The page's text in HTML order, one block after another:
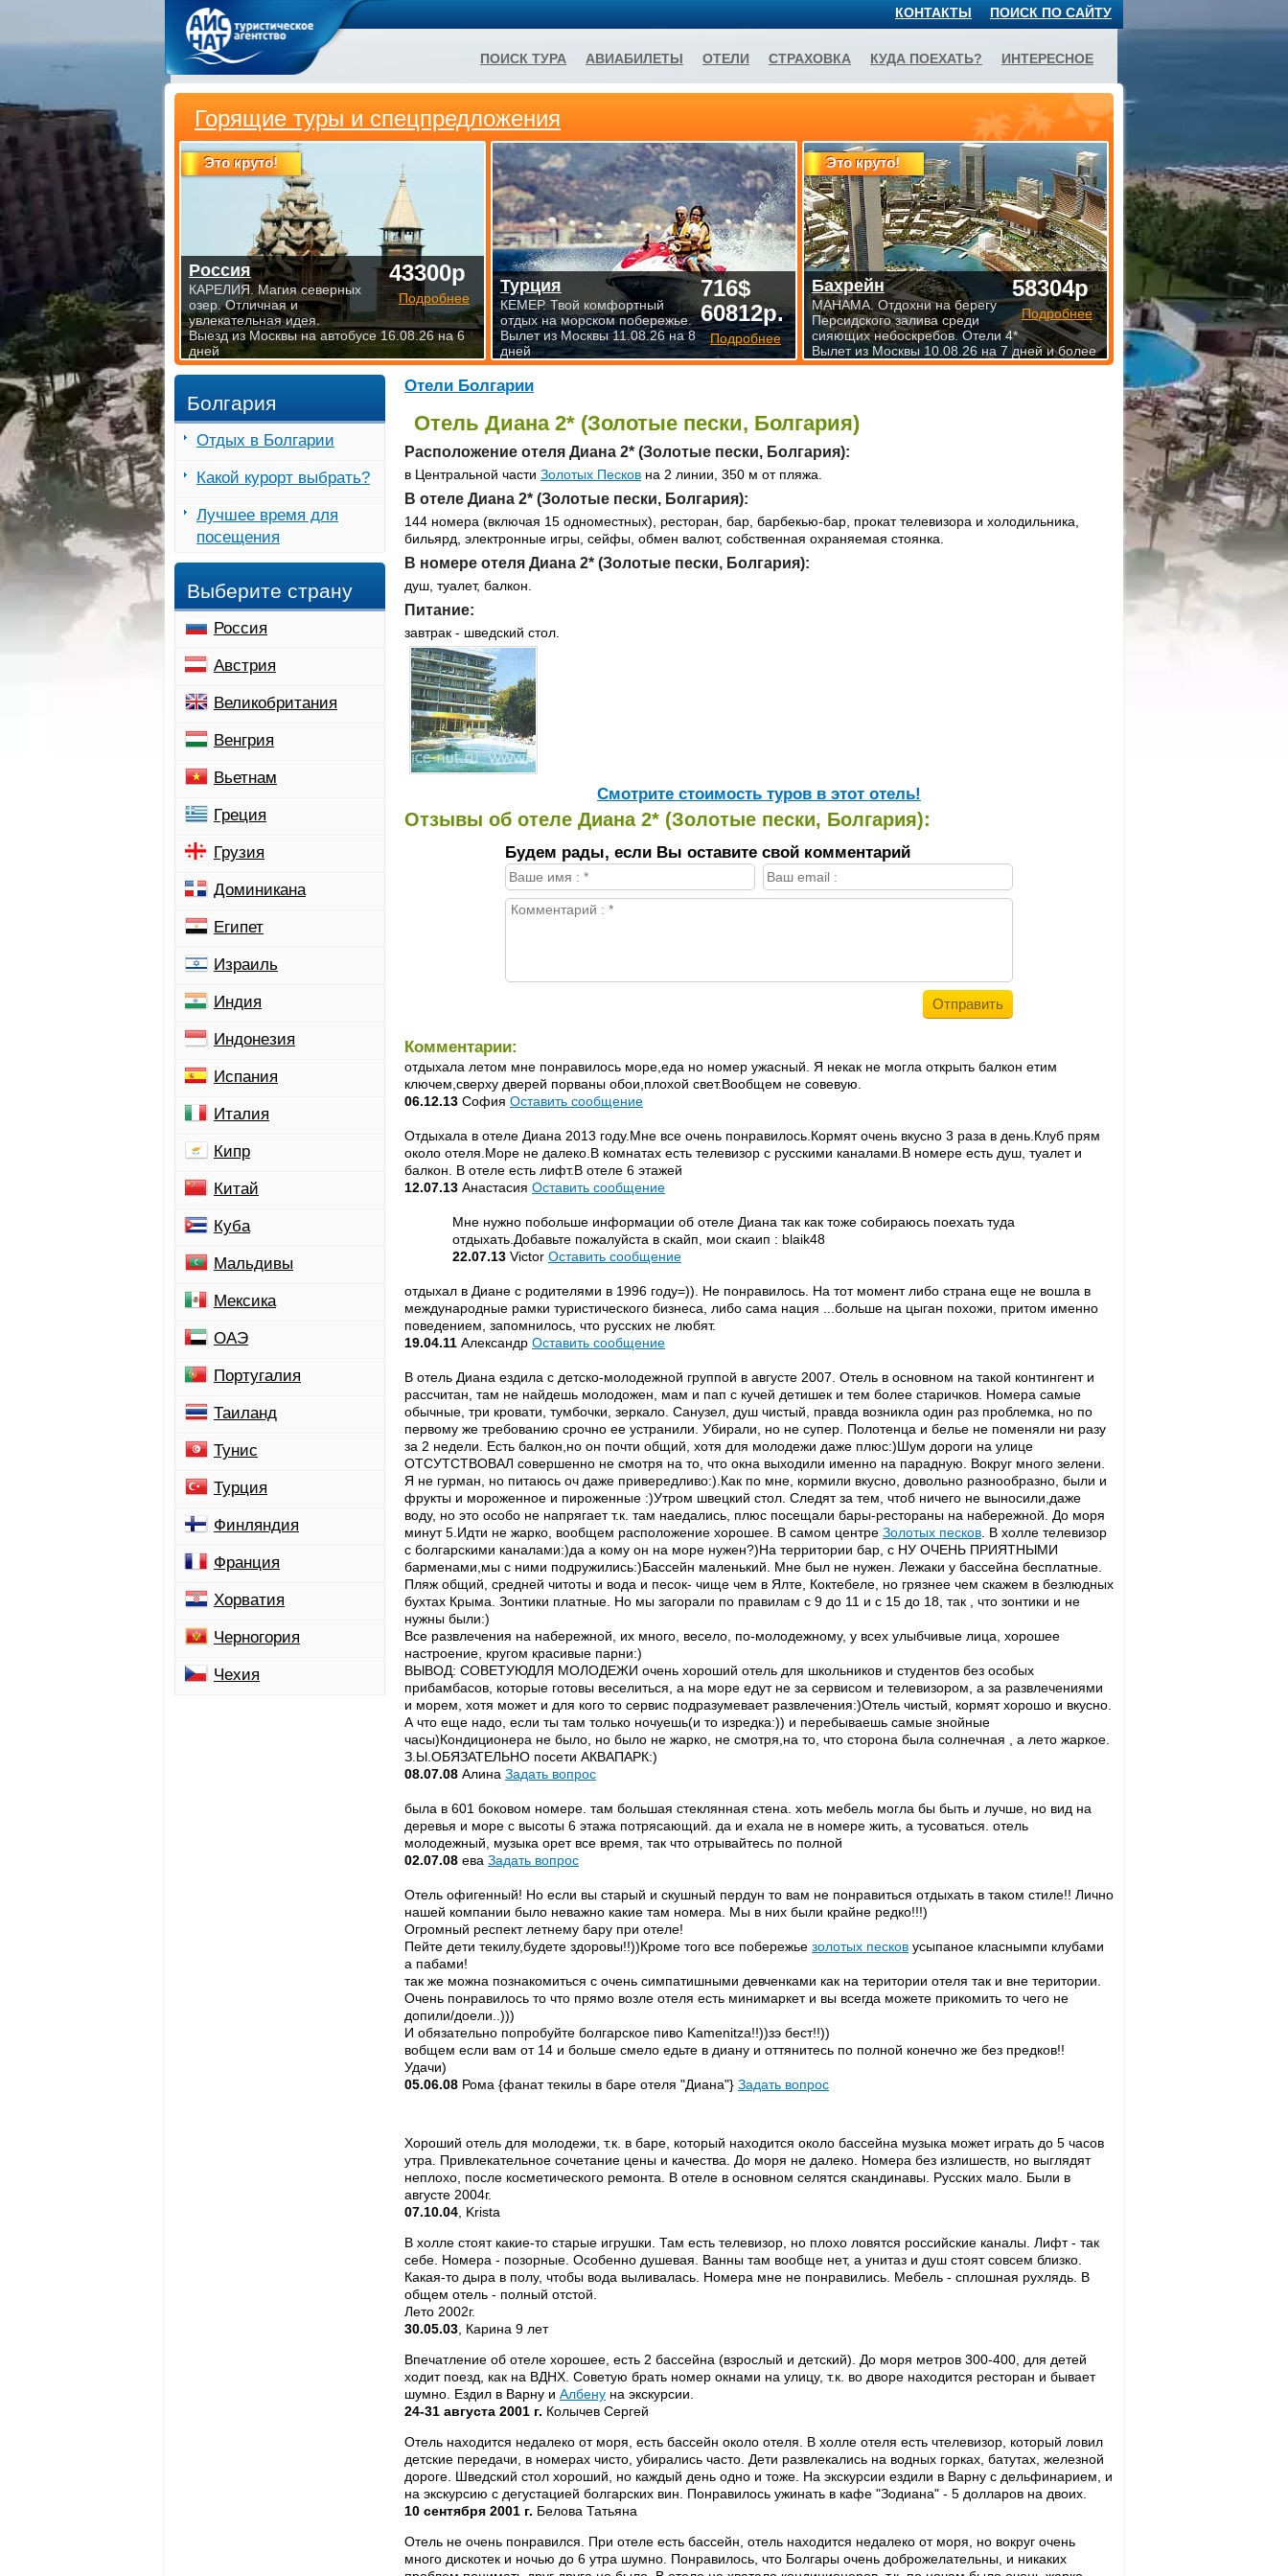
Отели Болгарии
Отель Диана 2* (Золотые пески, Болгария)
Расположение отеля Диана 2* (Золотые пески, Болгария):
в Центральной части Золотых Песков на 2 линии, 350 м от пляжа.
В отеле Диана 2* (Золотые пески, Болгария):
144 номера (включая 15 одноместных), ресторан, бар, барбекью-бар, прокат телевизора и холодильника,
бильярд, электронные игры, сейфы, обмен валют, собственная охраняемая стоянка.
В номере отеля Диана 2* (Золотые пески, Болгария):
душ, туалет, балкон.
Питание:
завтрак - шведский стол.
Cмотрите стоимость туров в этот отель!
Отзывы об отеле Диана 2* (Золотые пески, Болгария):
Будем рады, если Вы оставите свой комментарий
Комментарии:
отдыхала летом мне понравилось море,еда но номер ужасный. Я некак не могла открыть балкон етим
ключем,сверху дверей порваны обои,плохой свет.Вообщем не совевую.
06.12.13 София Оставить сообщение
Отдыхала в отеле Диана 2013 году.Мне все очень понравилось.Кормят очень вкусно 3 раза в день.Клуб прям
около отеля.Море не далеко.В комнатах есть телевизор с русскими каналами.В номере есть душ, туалет и
балкон. В отеле есть лифт.В отеле 6 этажей
12.07.13 Анастасия Оставить сообщение
Мне нужно побольше информации об отеле Диана так как тоже собираюсь поехать туда
отдыхать.Добавьте пожалуйста в скайп, мои скаип : blaik48
22.07.13 Victor Оставить сообщение
отдыхал в Диане с родителями в 1996 году=)). Не понравилось. На тот момент либо страна еще не вошла в
международные рамки туристического бизнеса, либо сама нация ...больше на цыган похожи, притом именно
поведением, запомнилось, что русских не любят.
19.04.11 Александр Оставить сообщение
В отель Диана ездила с детско-молодежной группой в августе 2007. Отель в основном на такой контингент и
рассчитан, там не найдешь молодожен, мам и пап с кучей детишек и тем более старичков. Номера самые
обычные, три кровати, тумбочки, зеркало. Санузел, душ чистый, правда возникла один раз проблемка, но по
первому же требованию срочно ее устранили. Убирали, но не супер. Полотенца и белье не поменяли ни разу
за 2 недели. Есть балкон,но он почти общий, хотя для молодежи даже плюс:)Шум дороги на улице
ОТСУТСТВОВАЛ совершенно не смотря на то, что окна выходили именно на парадную. Вокруг много зелени.
Я не гурман, но питаюсь оч даже привередливо:).Как по мне, кормили вкусно, довольно разнообразно, были и
фрукты и мороженное и пироженные :)Утром швецкий стол. Следят за тем, чтоб ничего не выносили,даже
воду, но это особо не напрягает т.к. там наедались, плюс посещали бары-рестораны на набережной. До моря
минут 5.Идти не жарко, вообщем расположение хорошее. В самом центре Золотых песков . В холле телевизор
с болгарскими каналами:)да а кому он на море нужен?)На территории бар, с НУ ОЧЕНЬ ПРИЯТНЫМИ
барменами,мы с ними подружились:)Бассейн маленький. Мне был не нужен. Лежаки у бассейна бесплатные.
Пляж общий, средней читоты и вода и песок- чище чем в Ялте, Коктебеле, но грязнее чем скажем в безлюдных
бухтах Крыма. Зонтики платные. Но мы загорали по правилам с 9 до 11 и с 15 до 18, так , что зонтики и не
нужны были:)
Все развлечения на набережной, их много, весело, по-молодежному, у всех улыбчивые лица, хорошее
настроение, кругом красивые парни:)
ВЫВОД: СОВЕТУЮДЛЯ МОЛОДЕЖИ очень хороший отель для школьников и студентов без особых
прибамбасов, которые готовы веселиться, а на море едут не за сервисом и телевизором, а за развлечениями
и морем, хотя может и для кого то сервис подразумевает развлечения:)Отель чистый, кормят хорошо и вкусно.
А что еще надо, если ты там только ночуешь(и то изредка:)) и перебываешь самые знойные
часы)Кондиционера не было, но было не жарко, не смотря,на то, что сторона была солнечная , а лето жаркое.
З.Ы.ОБЯЗАТЕЛЬНО посети АКВАПАРК:)
08.07.08 Алина Задать вопрос
была в 601 боковом номере. там большая стеклянная стена. хоть мебель могла бы быть и лучше, но вид на
деревья и море с высоты 6 этажа потрясающий. да и ехала не в номере жить, а тусоваться. отель
молодежный, музыка орет все время, так что отрывайтесь по полной
02.07.08 ева Задать вопрос
Отель офигенный! Но если вы старый и скушный пердун то вам не понравиться отдыхать в таком стиле!! Лично
нашей компании было неважно какие там номера. Мы в них были крайне редко!!!)
Огромный респект летнему бару при отеле!
Пейте дети текилу,будете здоровы!!))Кроме того все побережье золотых песков усыпаное класнымпи клубами
а пабами!
так же можна познакомиться с очень симпатишными девченками как на територии отеля так и вне територии.
Очень понравилось то что прямо возле отеля есть минимаркет и вы всегда можете прикомить то чего не
допили/доели..)))
И обязательно попробуйте болгарское пиво Kamenitza!!))зэ бест!!))
вобщем если вам от 14 и больше смело едьте в диану и оттянитесь по полной конечно же без предков!!
Удачи)
05.06.08 Рома {фанат текилы в баре отеля "Диана"} Задать вопрос
Хороший отель для молодежи, т.к. в баре, который находится около бассейна музыка может играть до 5 часов
утра. Привлекательное сочетание цены и качества. До моря не далеко. Номера без излишеств, но выглядят
неплохо, после косметического ремонта. В отеле в основном селятся скандинавы. Русских мало. Были в
августе 2004г.
07.10.04 , Krista
В холле стоят какие-то старые игрушки. Там есть телевизор, но плохо ловятся российские каналы. Лифт - так
себе. Номера - позорные. Особенно душевая. Ванны там вообще нет, а унитаз и душ стоят совсем близко.
Какая-то дыра в полу, чтобы вода выливалась. Номера мне не понравились. Мебель - сплошная рухлядь. В
общем отель - полный отстой.
Лето 2002г.
30.05.03 , Карина 9 лет
Впечатление об отеле хорошее, есть 2 бассейна (взрослый и детский). До моря метров 300-400, для детей
ходит поезд, как на ВДНХ. Советую брать номер окнами на улицу, т.к. во дворе находится ресторан и бывает
шумно. Ездил в Варну и Албену на экскурсии.
24-31 августа 2001 г. Колычев Сергей
Отель находится недалеко от моря, есть бассейн около отеля. В холле отеля есть чтелевизор, который ловил
детские передачи, в номерах чисто, убирались часто. Дети развлекались на водных горках, батутах, железной
дороге. Шведский стол хороший, но каждый день одно и тоже. На экскурсии ездили в Варну с дельфинарием, и
на экскурсию с дегустацией болгарских вин. Понравилось ужинать в кафе "Зодиана" - 5 долларов на двоих.
10 сентября 2001 г. Белова Татьяна
Отель не очень понравился. При отеле есть бассейн, отель находится недалеко от моря, но вокруг очень
много дискотек и ночью до 6 утра шумно. Понравилось, что Болгары очень доброжелательны, и никаких
Болгария
Отдых в Болгарии
Какой курорт выбрать?
Лучшее время для
посещения
Выберите страну
Россия
Австрия
Великобритания
Венгрия
Вьетнам
Греция
Грузия
Доминикана
Египет
Израиль
Индия
Индонезия
Испания
Италия
Кипр
Китай
Куба
Мальдивы
Мексика
ОАЭ
Португалия
Таиланд
Тунис
Турция
Финляндия
Франция
Хорватия
Черногория
Чехия
Горящие туры и спецпредложения
Это круто!
43300р
Подробнее
Россия
КАРЕЛИЯ. Магия северных
озер. Отличная и
увлекательная идея.
Выезд из Москвы на автобусе 16.08.26 на 6
дней
716$
60812р.
Подробнее
Турция
КЕМЕР. Твой комфортный
отдых на морском побережье.
Вылет из Москвы 11.08.26 на 8
дней
Это круто!
58304р
Подробнее
Бахрейн
МАНАМА. Отдохни на берегу
Персидского залива среди
сияющих небоскребов. Отели 4*
Вылет из Москвы 10.08.26 на 7 дней и более
ПОИСК ПО САЙТУ
КОНТАКТЫ
ПОИСК ТУРА АВИАБИЛЕТЫ ОТЕЛИ СТРАХОВКА КУДА ПОЕХАТЬ? ИНТЕРЕСНОЕ